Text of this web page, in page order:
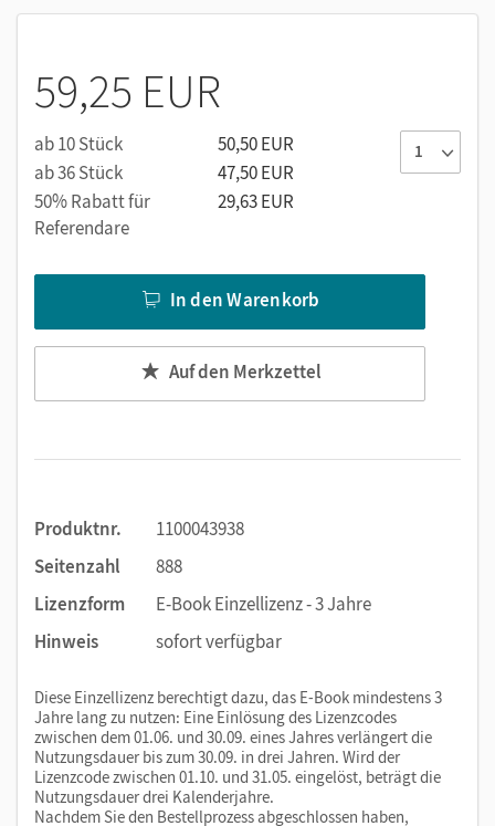
59,25 EUR
ab 10 Stück
50,50 EUR
ab 36 Stück
47,50 EUR
50% Rabatt für
Referendare
29,63 EUR
In den Warenkorb
Auf den Merkzettel
Produktnr.
1100043938
Seitenzahl
888
Lizenzform
E-Book Einzellizenz - 3 Jahre
Hinweis
sofort verfügbar
Diese Einzellizenz berechtigt dazu, das E-Book mindestens 3
Jahre lang zu nutzen: Eine Einlösung des Lizenzcodes
zwischen dem 01.06. und 30.09. eines Jahres verlängert die
Nutzungsdauer bis zum 30.09. in drei Jahren. Wird der
Lizenzcode zwischen 01.10. und 31.05. eingelöst, beträgt die
Nutzungsdauer drei Kalenderjahre.
Nachdem Sie den Bestellprozess abgeschlossen haben,